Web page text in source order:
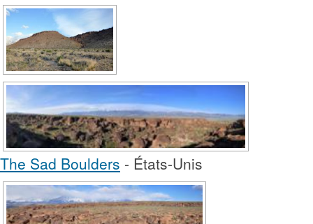
The Sad Boulders - États-Unis